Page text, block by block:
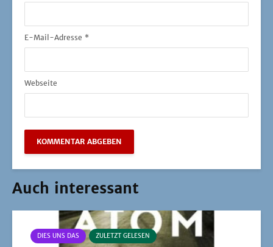
E-Mail-Adresse *
Webseite
Auch interessant
DIES UNS DAS ZULETZT GELESEN